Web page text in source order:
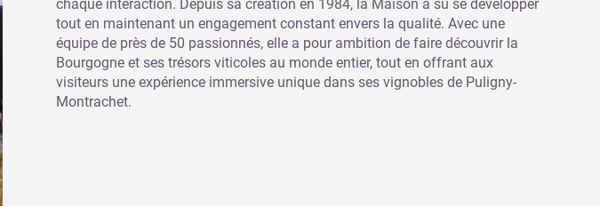
chaque interaction. Depuis sa création en 1984, la Maison a su se développer
tout en maintenant un engagement constant envers la qualité. Avec une
équipe de près de 50 passionnés, elle a pour ambition de faire découvrir la
Bourgogne et ses trésors viticoles au monde entier, tout en offrant aux
visiteurs une expérience immersive unique dans ses vignobles de Puligny-
Montrachet.